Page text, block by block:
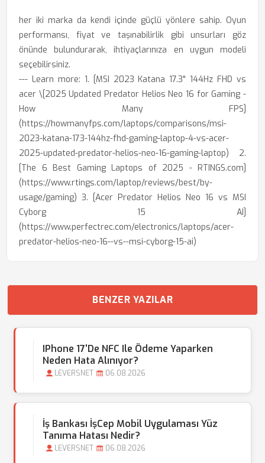
her iki marka da kendi içinde güçlü yönlere sahip. Oyun
performansı, fiyat ve taşınabilirlik gibi unsurları göz
önünde bulundurarak, ihtiyaçlarınıza en uygun modeli
seçebilirsiniz.
--- Learn more: 1. [MSI 2023 Katana 17.3" 144Hz FHD vs
acer \[2025 Updated Predator Helios Neo 16 for Gaming -
How Many FPS]
(https://howmanyfps.com/laptops/comparisons/msi-
2023-katana-173-144hz-fhd-gaming-laptop-4-vs-acer-
2025-updated-predator-helios-neo-16-gaming-laptop) 2.
[The 6 Best Gaming Laptops of 2025 - RTINGS.com]
(https://www.rtings.com/laptop/reviews/best/by-
usage/gaming) 3. [Acer Predator Helios Neo 16 vs MSI
Cyborg 15 AI]
(https://www.perfectrec.com/electronics/laptops/acer-
predator-helios-neo-16--vs--msi-cyborg-15-ai)
BENZER YAZILAR
IPhone 17'de NFC Ile Ödeme Yaparken
Neden Hata Alınıyor?
LEVERSNET 06.08.2026
İş Bankası İşCep Mobil Uygulaması Yüz
Tanıma Hatası Nedir?
LEVERSNET 06.08.2026